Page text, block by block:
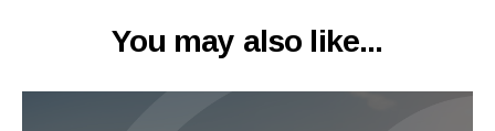
You may also like...